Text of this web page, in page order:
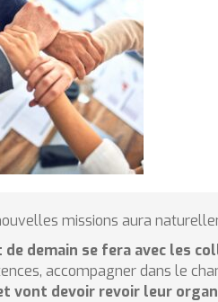
missions aura
de demain se fera avec les
accompagner dans le
vont devoir revoir leur